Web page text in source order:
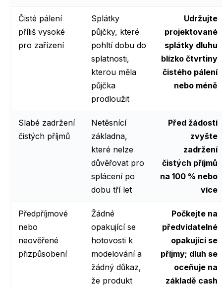
Čisté pálení
příliš vysoké
pro zařízení
Splátky
půjčky, které
pohltí dobu do
splatnosti,
kterou měla
půjčka
prodloužit
Udržujte
projektované
splátky dluhu
blízko čtvrtiny
čistého pálení
nebo méně
Slabé zadržení
čistých příjmů
Netěsnící
základna,
které nelze
důvěřovat pro
splácení po
dobu tří let
Před žádostí
zvyšte
zadržení
čistých příjmů
na 100 % nebo
více
Předpříjmové
nebo
neověřené
přizpůsobení
Žádné
opakující se
hotovosti k
modelování a
žádný důkaz,
že produkt
Počkejte na
předvídatelné
opakující se
příjmy; dluh se
oceňuje na
základě cash